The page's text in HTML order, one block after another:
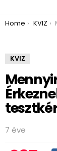
You are here:
Home KVIZ
KVIZ
7 éve